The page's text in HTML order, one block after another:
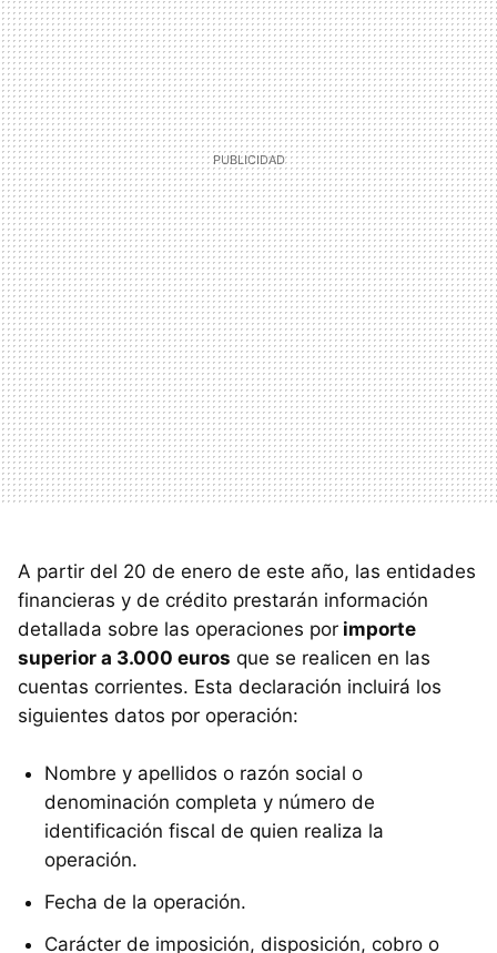
A partir del 20 de enero de este año, las entidades
financieras y de crédito prestarán información
detallada sobre las operaciones por importe
superior a 3.000 euros que se realicen en las
cuentas corrientes. Esta declaración incluirá los
siguientes datos por operación:
Nombre y apellidos o razón social o
denominación completa y número de
identificación fiscal de quien realiza la
operación.
Fecha de la operación.
Carácter de imposición, disposición, cobro o